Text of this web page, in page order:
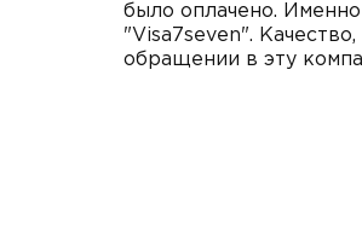
было оплачено.
"Visa7seven".
обращении в эту